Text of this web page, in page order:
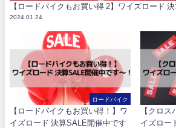
【ロードバイクもお買い得 2】ワイズロード
2024.01.24
ロードバイク
【ロードバイクもお買い得！】ワ
イズロード 決算SALE開催中です
【クロ
イズロー